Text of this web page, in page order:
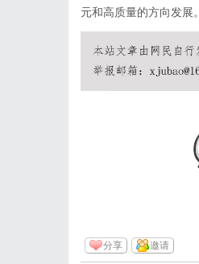
元和高质量的方向发展。
分享 邀请